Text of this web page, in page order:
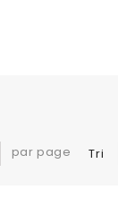
Tri
par page